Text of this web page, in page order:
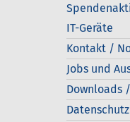
IT-Geräte
Kontakt /
Jobs und
Downloads
Datenschutz